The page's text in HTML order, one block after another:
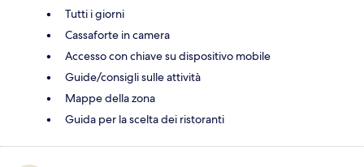
Tutti i giorni
Cassaforte in camera
Accesso con chiave su dispositivo mobile
Guide/consigli sulle attività
Mappe della zona
Guida per la scelta dei ristoranti